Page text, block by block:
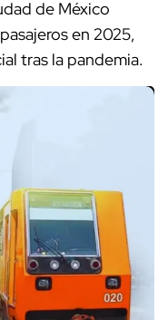
de México
en 2025,
tras la pandemia.